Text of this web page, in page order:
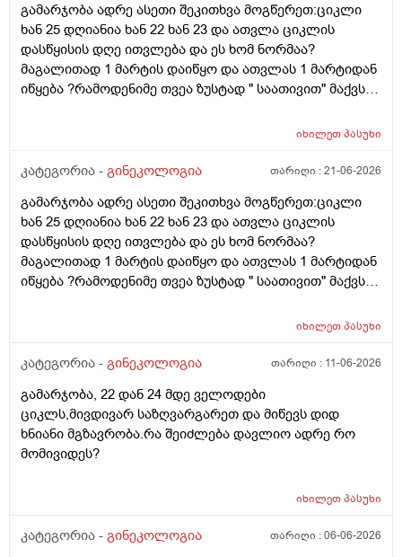
გამარჯობა ადრე ასეთი შეკითხვა მოგწერეთ:ციკლი
ხან 25 დღიანია ხან 22 ხან 23 და ათვლა ციკლის
დასწყისის დღე ითვლება და ეს ხომ ნორმაა?
მაგალითად 1 მარტის დაიწყო და ათვლას 1 მარტიდან
იწყება ?რამოდენიმე თვეა ზუსტად " საათივით" მაქვს
მეშინია კიდევ ხომ არ ჩამოიწევს? მინდა რომ 25 ან
განმავლობაში ? შესაძლოა ისევ 23 ან 25 დღიანი
რამეა.ზოგადად წლებია აუტოიმონური თირეოდიტი
მაქვს.ხშირად მაქვს სანერვიულო.რითი შეიძლება
უნდაცკვების სახით რომ ვმართო ციკლის დღეები?
პასუხიც მივიღე და არა, ყველაფერი ჩვეულებრივადაა
არც ჭარბი სისხლდება არ არის.ადრე რომ 7 დღემდე
მითხარით რომ შეიმოწმეთო ტიესეიჩი და კიდევ სხვა
ასაკი 40
იხილეთპასუხი
კატეგორია - გინეკოლოგია თარიღი :21-06-2026
გამარჯობა ადრე ასეთი შეკითხვა მოგწერეთ:ციკლი
ხან 25 დღიანია ხან 22 ხან 23 და ათვლა ციკლის
დასწყისის დღე ითვლება და ეს ხომ ნორმაა?
მაგალითად 1 მარტის დაიწყო და ათვლას 1 მარტიდან
იწყება ?რამოდენიმე თვეა ზუსტად " საათივით" მაქვს
მეშინია კიდევ ხომ არ ჩამოიწევს? მინდა რომ 25 ან
განმავლობაში ? შესაძლოა ისევ 23 ან 25 დღიანი
რამეა.ზოგადად წლებია აუტოიმონური თირეოდიტი
მაქვს.ხშირად მაქვს სანერვიულო.რითი შეიძლება
უნდაცკვების სახით რომ ვმართო ციკლის დღეები?
იხილეთპასუხი
კატეგორია - გინეკოლოგია თარიღი : 11-06-2026
გამარჯობა, 22 დან 24 მდე ველოდები
ციკლს,მივდივარ საზღვარგარეთ და მიწევს დიდ
ხნიანი მგზავრობა.რა შეიძლება დავლიო ადრე რო
მომივიდეს?
იხილეთპასუხი
კატეგორია - გინეკოლოგია თარიღი :06-06-2026